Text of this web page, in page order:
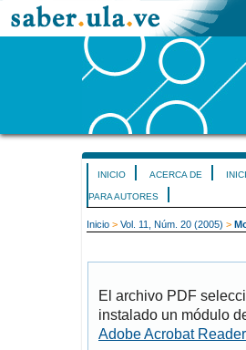
INICIO ACERCA DE
PARA AUTORES
Inicio > Vol. 11, Núm. 20 (2005) >
El archivo PDF
instalado un módulo
Adobe Acrobat Reader